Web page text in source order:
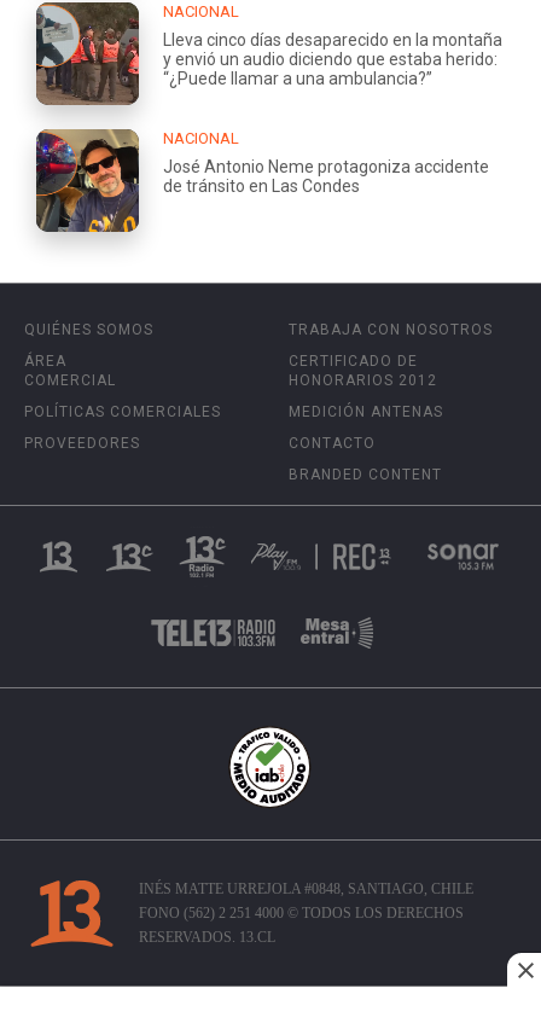
NACIONAL
Lleva cinco días desaparecido en la montaña
y envió un audio diciendo que estaba herido:
“¿Puede llamar a una ambulancia?”
NACIONAL
José Antonio Neme protagoniza accidente
de tránsito en Las Condes
QUIÉNES SOMOS
ÁREA
COMERCIAL
POLÍTICAS COMERCIALES
PROVEEDORES
TRABAJA CON NOSOTROS
CERTIFICADO DE
HONORARIOS 2012
MEDICIÓN ANTENAS
CONTACTO
BRANDED CONTENT
INÉS MATTE URREJOLA #0848, SANTIAGO, CHILE
FONO (562) 2 251 4000 © TODOS LOS DERECHOS
RESERVADOS. 13.CL